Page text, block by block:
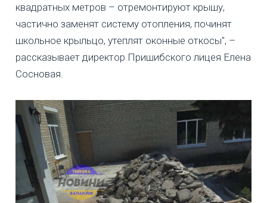
квадратных метров – отремонтируют крышу,
частично заменят систему отопления, починят
школьное крыльцо, утеплят оконные откосы", –
рассказывает директор Пришибского лицея Елена
Сосновая.